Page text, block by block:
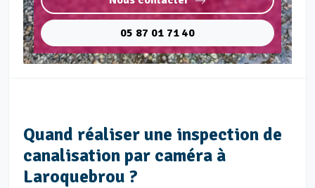
05 87 01 71 40
Quand réaliser une inspection de
canalisation par caméra à
Laroquebrou ?